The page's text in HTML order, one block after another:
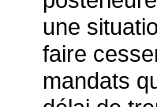
une
faire
mandats